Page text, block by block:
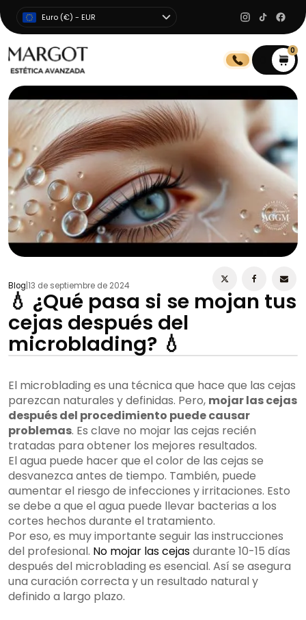
Euro (€) - EUR
0
Blog 13 de septiembre de 2024
💧 ¿Qué pasa si se mojan tus
cejas después del
microblading? 💧
El microblading es una técnica que hace que las cejas
parezcan naturales y definidas. Pero, mojar las cejas
después del procedimiento puede causar
problemas. Es clave no mojar las cejas recién
tratadas para obtener los mejores resultados.
El agua puede hacer que el color de las cejas se
desvanezca antes de tiempo. También, puede
aumentar el riesgo de infecciones y irritaciones. Esto
se debe a que el agua puede llevar bacterias a los
cortes hechos durante el tratamiento.
Por eso, es muy importante seguir las instrucciones
del profesional. No mojar las cejasdurante 10-15 días
después del microblading es esencial. Así se asegura
una curación correcta y un resultado natural y
definido a largo plazo.